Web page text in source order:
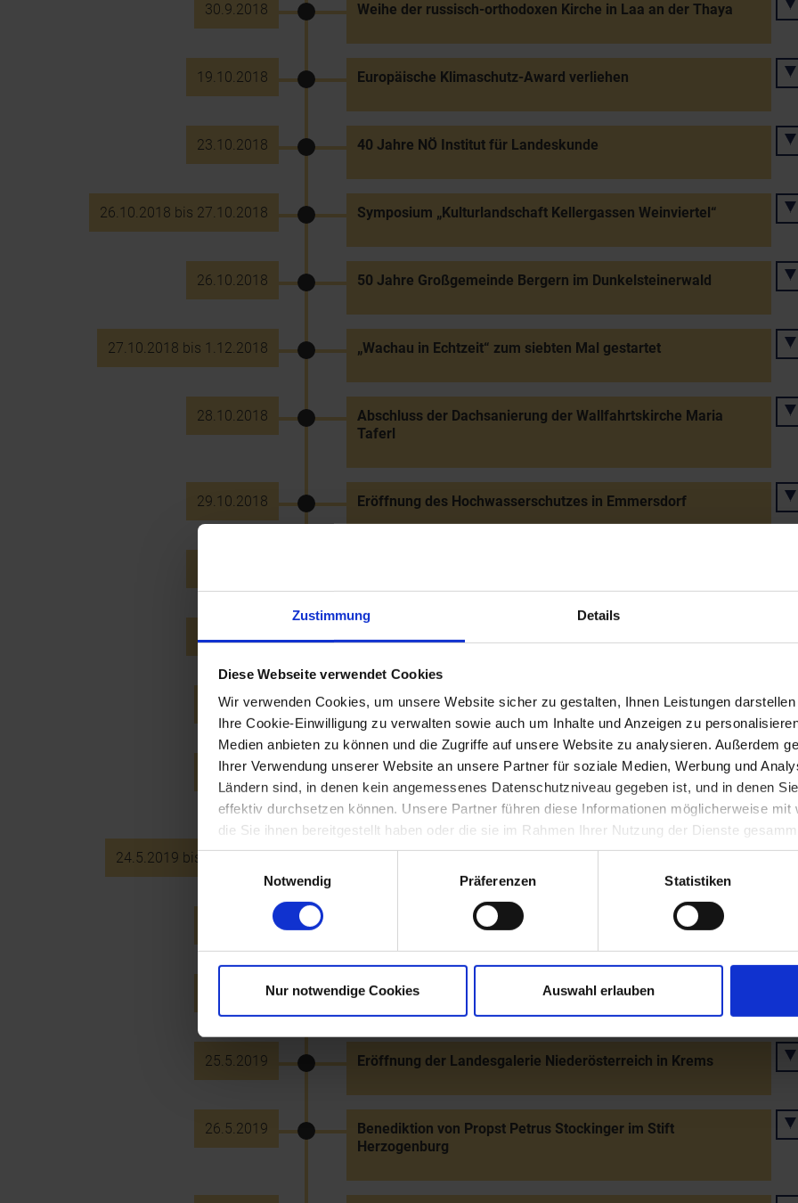
Zustimmung Details
Diese Webseite verwendet Cookies
Wir verwenden Cookies, um unsere Website sicher zu gestalten, Ihnen Leistungen
Ihre Cookie-Einwilligung zu verwalten sowie auch um Inhalte und Anzeigen zu
Medien anbieten zu können und die Zugriffe auf unsere Website zu analysieren. Außerdem
Ihrer Verwendung unserer Website an unsere Partner für soziale Medien, Werbung und
Ländern sind, in denen kein angemessenes Datenschutzniveau gegeben ist, und in denen
effektiv durchsetzen können. Unsere Partner führen diese Informationen möglicherweise mit
die Sie ihnen bereitgestellt haben oder die sie im Rahmen Ihrer Nutzung der Dienste
Einwilligungsauswahl
Notwendig
Präferenzen Statistiken
Nur notwendige Cookies Auswahl erlauben
30.9.2018 Weihe der russisch-orthodoxen Kirche in Laa an der Thaya
19.10.2018 Europäische Klimaschutz-Award verliehen
23.10.2018 40 Jahre NÖ Institut für Landeskunde
26.10.2018 bis 27.10.2018 Symposium „Kulturlandschaft Kellergassen Weinviertel“
26.10.2018 50 Jahre Großgemeinde Bergern im Dunkelsteinerwald
27.10.2018 bis 1.12.2018 „Wachau in Echtzeit“ zum siebten Mal gestartet
28.10.2018
Abschluss der Dachsanierung der Wallfahrtskirche Maria
Taferl
29.10.2018 Eröffnung des Hochwasserschutzes in Emmersdorf
29.11.2018 Gutenbrunn wird "FairTrade-Gemeinde"
17.5.2019 Eröffnung des neu gestalteten Stiftes Dürnstein
22.5.2019
Sport.Zentrum Niederösterreich zum Olympiazentrum
zertifiziert
24.5.2019 bis 25.5.2019
750 Jahre Imbacher Dominikanerinnenkloster
25.5.2019 50 Jahre Skihauptschule Lilienfeld
25.5.2019 Eröffnung der Landesgalerie Niederösterreich in Krems
26.5.2019
Benediktion von Propst Petrus Stockinger im Stift
Herzogenburg